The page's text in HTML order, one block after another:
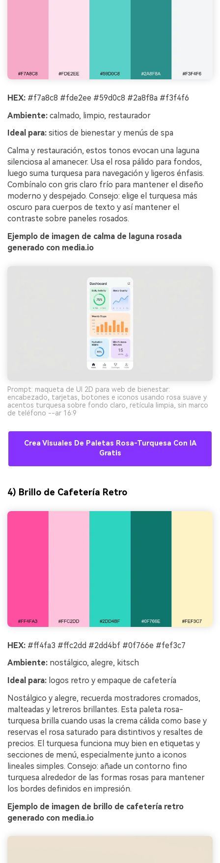
HEX: #f7a8c8 #fde2ee #59d0c8 #2a8f8a #f3f4f6
Ambiente: calmado, limpio, restaurador
Ideal para: sitios de bienestar y menús de spa
Calma y restauración, estos tonos evocan una laguna
silenciosa al amanecer. Usa el rosa pálido para fondos,
luego suma turquesa para navegación y ligeros énfasis.
Combínalo con gris claro frío para mantener el diseño
moderno y despejado. Consejo: elige el turquesa más
oscuro para cuerpos de texto y así mantener el
contraste sobre paneles rosados.
Ejemplo de imagen de calma de laguna rosada
generado con media.io
Prompt: maqueta de UI 2D para web de bienestar:
encabezado, tarjetas, botones e iconos usando rosa suave y
acentos turquesa sobre fondo claro, retícula limpia, sin marco
de teléfono --ar 16:9
Crea Visuales De Paletas Rosa-Turquesa Con IA
Gratis
4) Brillo de Cafetería Retro
HEX: #ff4fa3 #ffc2dd #2dd4bf #0f766e #fef3c7
Ambiente: nostálgico, alegre, kitsch
Ideal para: logos retro y empaque de cafetería
Nostálgico y alegre, recuerda mostradores cromados,
malteadas y letreros brillantes. Esta paleta rosa-
turquesa brilla cuando usas la crema cálida como base y
reservas el rosa saturado para distintivos y resaltes de
precios. El turquesa funciona muy bien en etiquetas y
secciones de menú, especialmente junto a iconos
lineales simples. Consejo: añade un contorno fino
turquesa alrededor de las formas rosas para mantener
los bordes definidos en impresión.
Ejemplo de imagen de brillo de cafetería retro
generado con media.io